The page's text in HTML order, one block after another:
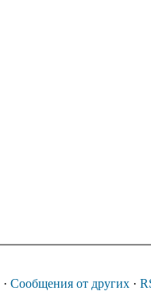
· Сообщения от других ·